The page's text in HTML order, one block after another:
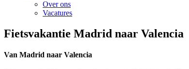
Over ons
Vacatures
Fietsvakantie Madrid naar Valencia
Van Madrid naar Valencia